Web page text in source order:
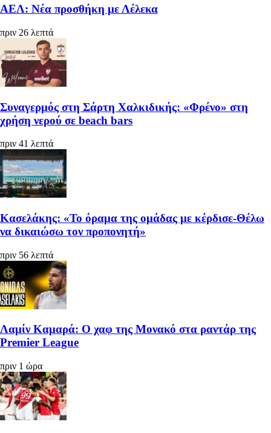
ΑΕΛ: Νέα προσθήκη με Λέλεκα
πριν 26 λεπτά
Συναγερμός στη Σάρτη Χαλκιδικής: «Φρένο» στη
χρήση νερού σε beach bars
πριν 41 λεπτά
Κασελάκης: «Το όραμα της ομάδας με κέρδισε-Θέλω
να δικαιώσω τον προπονητή»
πριν 56 λεπτά
Λαμίν Καμαρά: Ο χαφ της Μονακό στα ραντάρ της
Premier League
πριν 1 ώρα